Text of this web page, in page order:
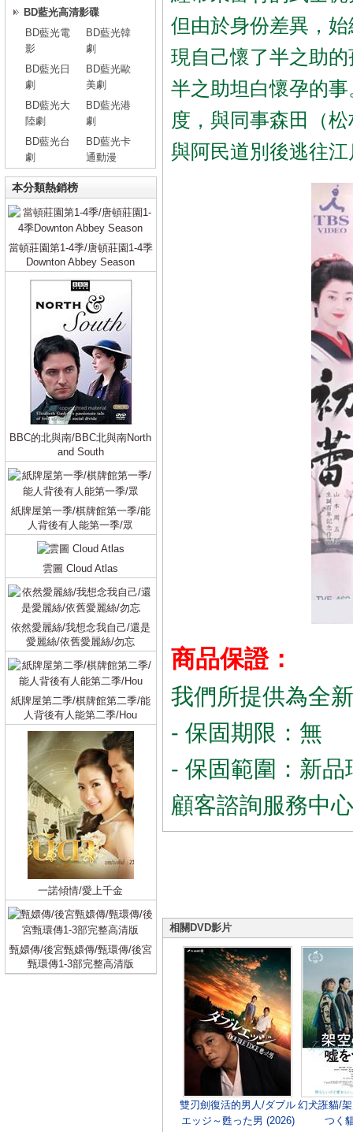
但由於身份差異，
現自己懷了半之助
半之助坦白懷孕的
度，與同事森田（
與阿民道別後逃往
商品保證：
我們所提供為全
- 保固期限：無
- 保固範圍：新品
顧客諮詢服務中
相關DVD影片
雙刃劍復活的男人/ダブル
エッジ～甦った男 (2026)
幻犬誑貓/
つく
BD藍光高清影碟
BD藍光電
影
BD藍光韓
劇
BD藍光日
劇
BD藍光歐
美劇
BD藍光大
陸劇
BD藍光港
劇
BD藍光台
劇
BD藍光卡
通動漫
本分類熱銷榜
當頓莊園第1-4季/唐頓莊園1-4季
Downton Abbey Season
BBC的北與南/BBC北與南North
and South
紙牌屋第一季/棋牌館第一季/能
人背後有人能第一季/眾
雲圖 Cloud Atlas
依然愛麗絲/我想念我自己/還是
愛麗絲/依舊愛麗絲/勿忘
紙牌屋第二季/棋牌館第二季/能
人背後有人能第二季/Hou
一諾傾情/愛上千金
甄嬛傳/後宮甄嬛傳/甄環傳/後宮
甄環傳1-3部完整高清版